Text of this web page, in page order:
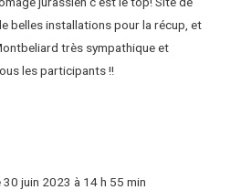
belles installations pour la récup, et
très sympathique et
les participants !!
30 juin 2023 à 14 h 55 min